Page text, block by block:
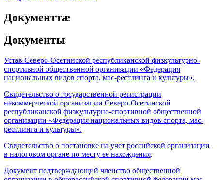
Документтӕ
Документы
Устав Северо-Осетинской республиканской физкультурно-
спортивной общественной организации «Федерация
национальных видов спорта, мас-рестлинга и культуры».
Свидетельство о государственной регистрации
некоммерческой организации Северо-Осетинской
республиканской физкультурно-спортивной общественной
организации «Федерация национальных видов спорта, мас-
рестлинга и культуры».
Свидетельство о постановке на учет российской организации
в налоговом органе по месту ее нахождения.
Документ подтверждающий членство общественной